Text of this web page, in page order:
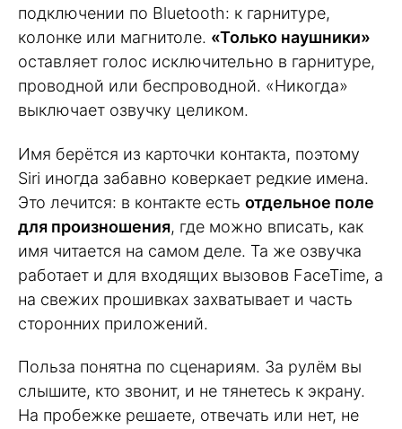
подключении по Bluetooth: к гарнитуре,
колонке или магнитоле. «Только наушники»
оставляет голос исключительно в гарнитуре,
проводной или беспроводной. «Никогда»
выключает озвучку целиком.
Имя берётся из карточки контакта, поэтому
Siri иногда забавно коверкает редкие имена.
Это лечится: в контакте есть отдельное поле
для произношения, где можно вписать, как
имя читается на самом деле. Та же озвучка
работает и для входящих вызовов FaceTime, а
на свежих прошивках захватывает и часть
сторонних приложений.
Польза понятна по сценариям. За рулём вы
слышите, кто звонит, и не тянетесь к экрану.
На пробежке решаете, отвечать или нет, не